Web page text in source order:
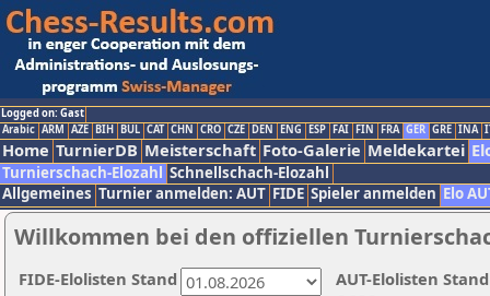
Logged on: Gast
Arabic ARM AZE BIH BUL CAT CHN CRO CZE DEN ENG ESP FAI FIN FRA GER GRE INA
Home TurnierDB Meisterschaft Foto-Galerie Meldekartei
Turnierschach-Elozahl Schnellschach-Elozahl
Allgemeines Turnier anmelden: AUT FIDE Spieler anmelden Elo
Willkommen bei den offiziellen
AUT-Elolisten
FIDE-Elolisten Stand